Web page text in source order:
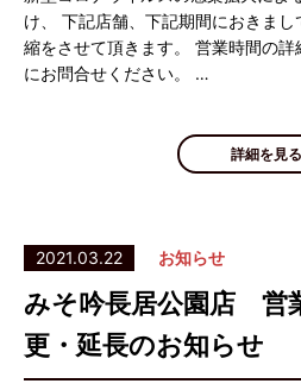
け、 下記店舗、下記期間におきま
縮をさせて頂きます。 営業時間の
にお問合せください。 …
詳細を見る
2021.03.22 お知らせ
みそ吟長居公園店 営
更・延長のお知らせ